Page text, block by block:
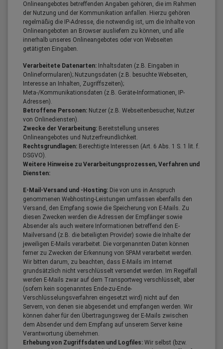
Onlineangebotes betreffenden Angaben gehören, die im Rahmen
der Nutzung und der Kommunikation anfallen. Hierzu gehören
regelmäßig die IP-Adresse, die notwendig ist, um die Inhalte von
Onlineangeboten an Browser ausliefern zu können, und alle
innerhalb unseres Onlineangebotes oder von Webseiten
getätigten Eingaben.
Verarbeitete Datenarten: Inhaltsdaten (z.B. Eingaben in
Onlineformularen); Nutzungsdaten (z.B. besuchte Webseiten,
Interesse an Inhalten, Zugriffszeiten);
Meta-/Kommunikationsdaten (z.B. Geräte-Informationen, IP-
Adressen).
Betroffene Personen: Nutzer (z.B. Webseitenbesucher, Nutzer
von Onlinediensten).
Zwecke der Verarbeitung: Bereitstellung unseres
Onlineangebotes und Nutzerfreundlichkeit.
Rechtsgrundlagen: Berechtigte Interessen (Art. 6 Abs. 1 S. 1 lit. f.
DSGVO).
Weitere Hinweise zu Verarbeitungsprozessen, Verfahren und
Diensten:
E-Mail-Versand und -Hosting: Die von uns in Anspruch
genommenen Webhosting-Leistungen umfassen ebenfalls den
Versand, den Empfang sowie die Speicherung von E-Mails. Zu
diesen Zwecken werden die Adressen der Empfänger sowie
Absender als auch weitere Informationen betreffend den E-
Mailversand (z.B. die beteiligten Provider) sowie die Inhalte der
jeweiligen E-Mails verarbeitet. Die vorgenannten Daten können
ferner zu Zwecken der Erkennung von SPAM verarbeitet werden.
Wir bitten darum, zu beachten, dass E-Mails im Internet
grundsätzlich nicht verschlüsselt versendet werden. Im Regelfall
werden E-Mails zwar auf dem Transportweg verschlüsselt, aber
(sofern kein sogenanntes Ende-zu-Ende-
Verschlüsselungsverfahren eingesetzt wird) nicht auf den
Servern, von denen sie abgesendet und empfangen werden. Wir
können daher für den Übertragungsweg der E-Mails zwischen
dem Absender und dem Empfang auf unserem Server keine
Verantwortung übernehmen.
Erhebung von Zugriffsdaten und Logfiles: Wir selbst (bzw.